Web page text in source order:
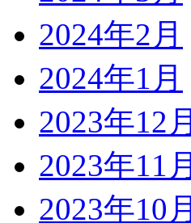
2024年2月
2024年1月
2023年12月
2023年11月
2023年10月